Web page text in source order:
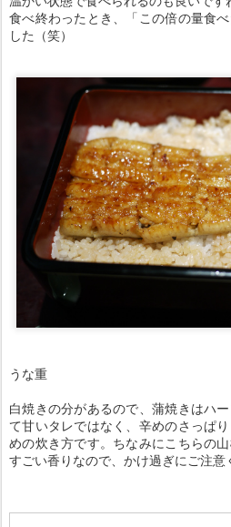
食べ終わったとき、「この倍の量食
した（笑）
うな重
白焼きの分があるので、蒲焼きはハ
て甘いタレではなく、辛めのさっぱ
めの炊き方です。ちなみにこちらの
すごい香りなので、かけ過ぎにご注意